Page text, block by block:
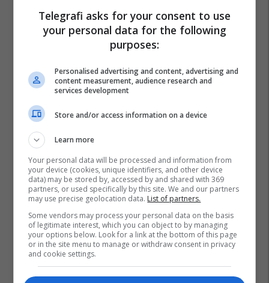
Telegrafi asks for your consent to use
your personal data for the following
purposes:
Personalised advertising and content, advertising and
content measurement, audience research and
services development
Store and/or access information on a device
Learn more
Your personal data will be processed and information from
your device (cookies, unique identifiers, and other device
data) may be stored by, accessed by and shared with 369
partners, or used specifically by this site. We and our partners
may use precise geolocation data. List of partners.
Some vendors may process your personal data on the basis
of legitimate interest, which you can object to by managing
your options below. Look for a link at the bottom of this page
or in the site menu to manage or withdraw consent in privacy
and cookie settings.